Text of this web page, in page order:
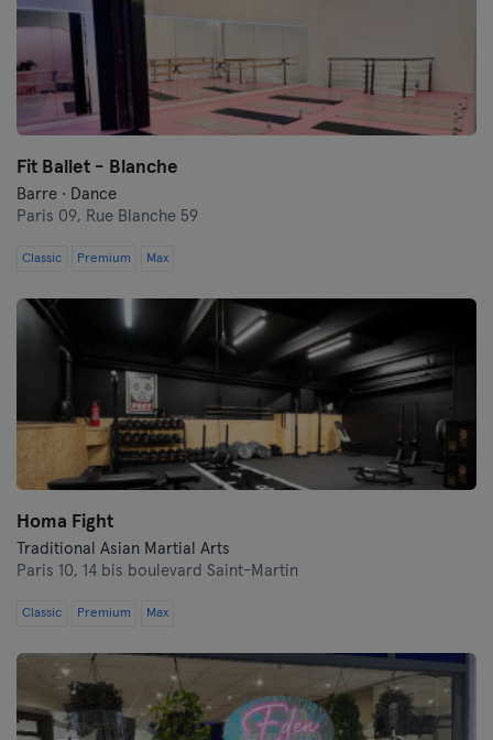
Fit Ballet - Blanche
Barre · Dance
Paris 09, Rue Blanche 59
Classic Premium Max
Homa Fight
Traditional Asian Martial Arts
Paris 10, 14 bis boulevard Saint-Martin
Classic Premium Max